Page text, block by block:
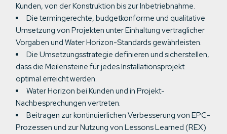
Kunden, von der Konstruktion bis zur Inbetriebnahme.
Die termingerechte, budgetkonforme und qualitative
Umsetzung von Projekten unter Einhaltung vertraglicher
Vorgaben und Water Horizon-Standards gewährleisten.
Die Umsetzungsstrategie definieren und sicherstellen,
dass die Meilensteine für jedes Installationsprojekt
optimal erreicht werden.
Water Horizon bei Kunden und in Projekt-
Nachbesprechungen vertreten.
Beitragen zur kontinuierlichen Verbesserung von EPC-
Prozessen und zur Nutzung von Lessons Learned (REX)